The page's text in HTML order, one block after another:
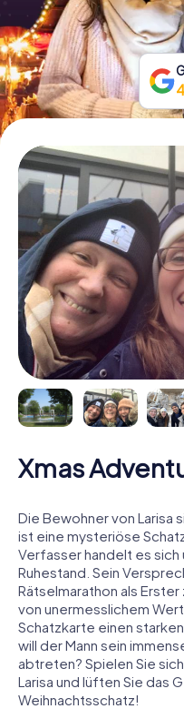
Xmas
Die Bewohner von Larisa
ist eine mysteriöse
Verfasser handelt es sich
Ruhestand. Sein
Rätselmarathon als
von unermesslichem
Schatzkarte einen
will der Mann sein
abtreten? Spielen Sie
Larisa und lüften Sie das
Weihnachtsschatz!